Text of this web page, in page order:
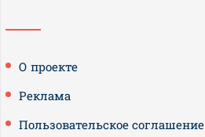
О проекте
Реклама
Пользовательское соглашение